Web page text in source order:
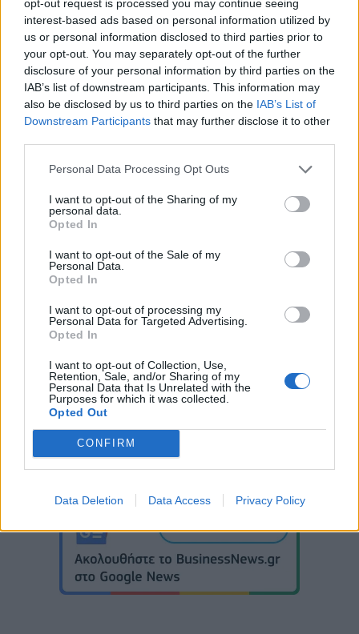
opt-out request is processed you may continue seeing
interest-based ads based on personal information utilized by
us or personal information disclosed to third parties prior to
your opt-out. You may separately opt-out of the further
disclosure of your personal information by third parties on the
IAB’s list of downstream participants. This information may
also be disclosed by us to third parties on the IAB’s List of
Downstream Participants that may further disclose it to other
Personal Data Processing Opt Outs
I want to opt-out of the Sharing of my
personal data.
Opted In
I want to opt-out of the Sale of my
Personal Data.
Opted In
I want to opt-out of processing my
Personal Data for Targeted Advertising.
Opted In
I want to opt-out of Collection, Use,
Retention, Sale, and/or Sharing of my
Personal Data that Is Unrelated with the
Purposes for which it was collected.
Opted Out
CONFIRM
Data Deletion Data Access Privacy Policy
τα τελευταία χρόνια. Στόχος μας για το 2024 είναι να
παρέχουμε τις συγκεκριμένες λύσεις σε μεγαλύτερη κλίμακα
δημιουργώντας λύσεις “Software as a Service”. Μια απο
αυτές τις λύσεις είναι και το νέο μας προϊόν με το όνομα
“Shield” το οποίο στην ουσία απελευθερωνει κάθε
περιορισμό των cloud εφαρμογών, βελτιώνει σε σημαντικό
συνδεσιμότητας ως απόρροια ύπαρξης διαφορετικών
πρωτοκόλλων και format δεδομένων.
ΤΕΧΝΟΛΟΓΙΑ